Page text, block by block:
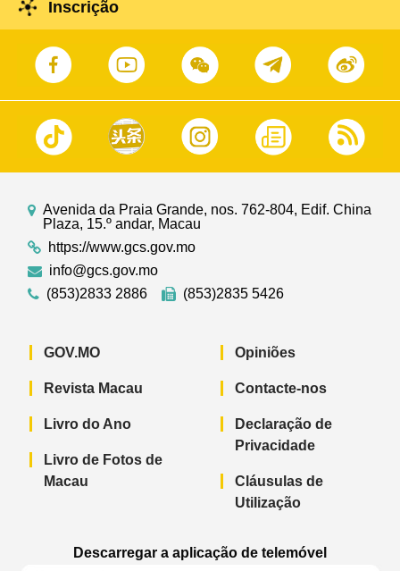
Inscrição
Avenida da Praia Grande, nos. 762-804, Edif. China
Plaza, 15.º andar, Macau
https://www.gcs.gov.mo
info@gcs.gov.mo
(853)2833 2886
(853)2835 5426
GOV.MO
Revista Macau
Livro do Ano
Livro de Fotos de
Macau
Opiniões
Contacte-nos
Declaração de
Privacidade
Cláusulas de
Utilização
Descarregar a aplicação de telemóvel